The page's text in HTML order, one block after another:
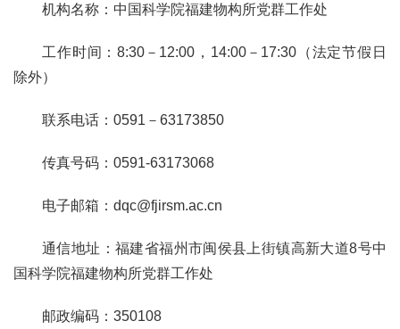
机构名称：中国科学院福建物构所党群工作处
工作时间：8:30－12:00，14:00－17:30（法定节假日
除外）
联系电话： 0591－63173850
传真号码： 0591-63173068
电子邮箱： dqc@fjirsm.ac.cn
通信地址：福建省福州市闽侯县上街镇高新大道8号中
国科学院福建物构所党群工作处
邮政编码： 350108